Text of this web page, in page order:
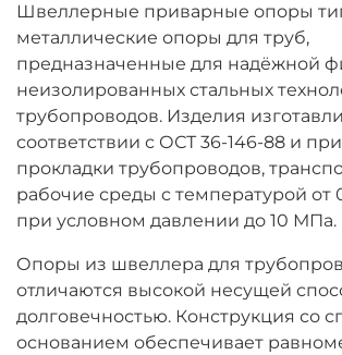
Швеллерные приварные опоры
металлические опоры для труб,
предназначенные для надёжной
неизолированных стальных
трубопроводов. Изделия
соответствии с ОСТ 36-146-88 и
прокладки трубопроводов,
рабочие среды с температурой от
при условном давлении до 10 МПа.
Опоры из швеллера для
отличаются высокой несущей
долговечностью. Конструкция со
основанием обеспечивает